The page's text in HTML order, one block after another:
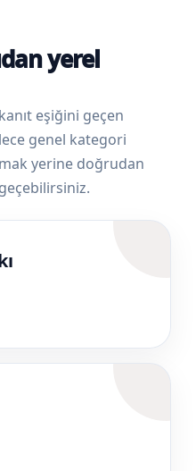
yerel
eşiğini geçen
genel kategori
yerine doğrudan